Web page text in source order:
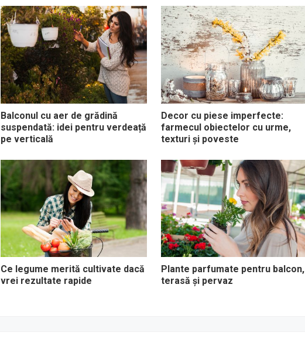
Balconul cu aer de grădină
suspendată: idei pentru verdeață
pe verticală
Decor cu piese imperfecte:
farmecul obiectelor cu urme,
texturi și poveste
Ce legume merită cultivate dacă
vrei rezultate rapide
Plante parfumate pentru balcon,
terasă și pervaz